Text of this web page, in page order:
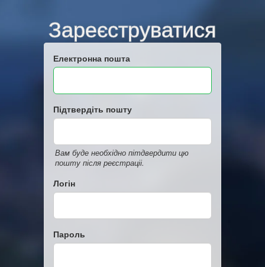
Зареєструватися
Електронна пошта
Підтвердіть пошту
Вам буде необхідно пітдвердити цю
пошту після реєстраціі.
Логін
Пароль